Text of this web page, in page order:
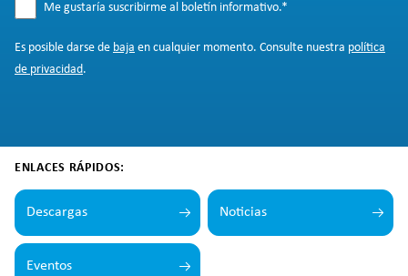
Me gustaría suscribirme al boletín informativo.*
Es posible darse de baja en cualquier momento. Consulte nuestra política
de privacidad.
ENLACES RÁPIDOS:
Descargas Noticias
Eventos